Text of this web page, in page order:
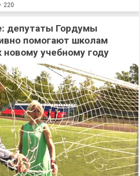
220
депутаты Гордумы
помогают школам
новому учебному году